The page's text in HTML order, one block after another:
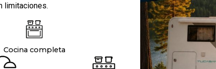
limitaciones.
Cocina completa